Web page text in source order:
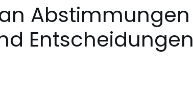
Abstimmungen
Entscheidungen